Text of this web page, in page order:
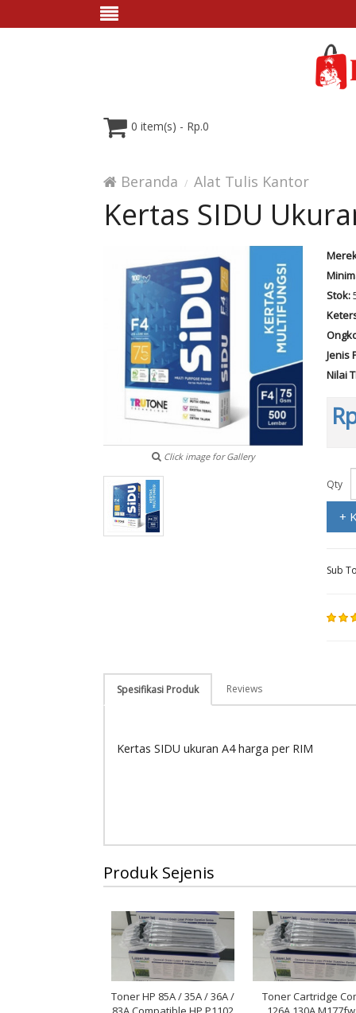
0 item(s) - Rp.0
Beranda Alat Tulis Kantor
Kertas SIDU
Click image for Gallery
Stok:
Jenis
Nilai
Qty
+
Sub
Spesifikasi Produk Reviews
Kertas SIDU ukuran A4 harga per RIM
Produk Sejenis
Toner HP 85A / 35A / 36A /
Toner Cartridge